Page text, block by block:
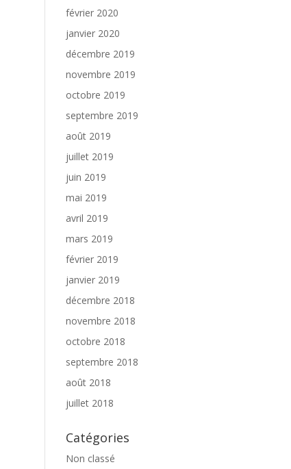
février 2020
janvier 2020
décembre 2019
novembre 2019
octobre 2019
septembre 2019
août 2019
juillet 2019
juin 2019
mai 2019
avril 2019
mars 2019
février 2019
janvier 2019
décembre 2018
novembre 2018
octobre 2018
septembre 2018
août 2018
juillet 2018
Catégories
Non classé